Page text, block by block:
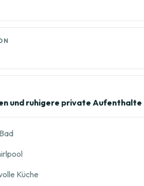
und ruhigere private Aufenthalte
Küche